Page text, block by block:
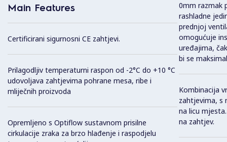
Main Features
Certificirani sigurnosni CE zahtjevi.
Prilagodljiv temperaturni raspon od -2°C do +10 °C
udovoljava zahtjevima pohrane mesa, ribe i
mliječnih proizvoda
Opremljeno s Optiflow sustavnom prisilne
cirkulacije zraka za brzo hlađenje i raspodjelu
0mm razmak
rashladne
prednjoj
omogućuje
uređajima,
bi se
Kombinacija
zahtjevima, s
na licu
na zahtjev.